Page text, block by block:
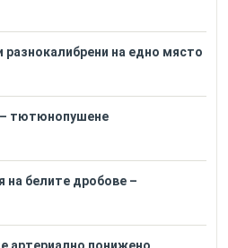
разнокалибрени на едно място
тютюнопушене
на белите дробове –